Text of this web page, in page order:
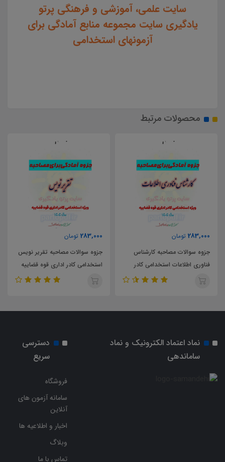
سایت علمی، آموزشی و فرهنگی پرتو
یادگیری سایت مجموعه منابع آمادگی برای
آزمونهای استخدامی
محصولات مرتبط
283,000
جزوه سوالات مصاحبه تقریر نویس
استخدامی کادر اداری قوه قضاییه
283,000
جزوه سوالات مصاحبه مسئول
و اجرا استخدامی کادر اداری قوه
قضاییه سال 1404
نماد اعتماد الکترونیک و نماد
ساماندهی
دسترسی
سریع
فروشگاه
سامانه آزمون های
آنلاین
اخبار و اطلاعیه ها
وبلاگ
تماس با ما